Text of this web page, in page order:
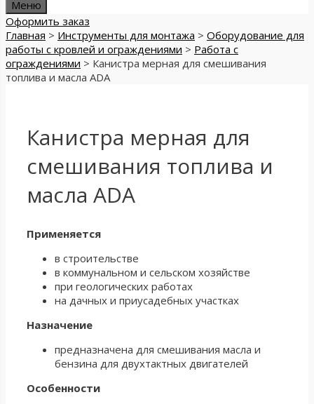
Меню
Оформить заказ
Главная > Инструменты для монтажа > Оборудование для
работы с кровлей и ограждениями > Работа с
ограждениями > Канистра мерная для смешивания
топлива и масла ADA
Канистра мерная для
смешивания топлива и
масла ADA
Применяется
в строительстве
в коммунальном и сельском хозяйстве
при геологических работах
на дачных и приусадебных участках
Назначение
предназначена для смешивания масла и
бензина для двухтактных двигателей
Особенности